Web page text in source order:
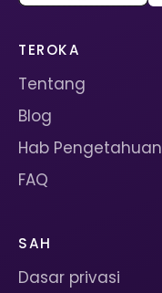
TEROKA
Tentang
Blog
Hab Pengetahuan
FAQ
SAH
Dasar privasi